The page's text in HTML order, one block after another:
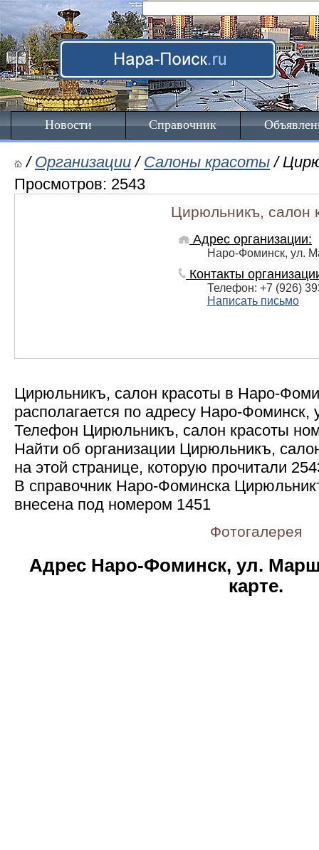
Новости Справочник
/ Организации / Салоны красоты /
Просмотров: 2543
Цирюльникъ, салон
Адрес организации:
Наро-Фоминск, ул.
Контакты
Телефон: +7 (926)
Написать письмо
Цирюльникъ, салон красоты в Наро-
располагается по адресу Наро-
Телефон Цирюльникъ, салон красоты
Найти об организации Цирюльникъ,
на этой странице, которую прочитали
В справочник Наро-Фоминска
внесена под номером 1451
Фотогалерея
Адрес Наро-Фоминск, ул.
карте.